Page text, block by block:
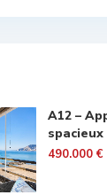
A12 –
spacieux
490.000 €